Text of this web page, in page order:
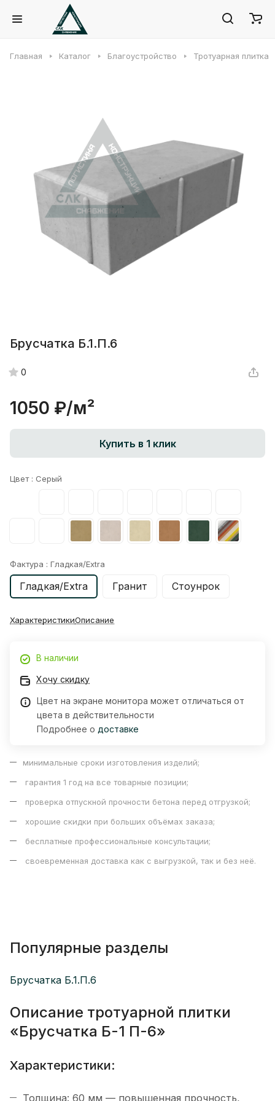
Главная Каталог Благоустройство Тротуарная плитка
Брусчатка Б.1.П.6
0
1050 ₽/м²
Купить в 1 клик
Цвет : Серый
Фактура : Гладкая/Extra
Гладкая/Extra Гранит Стоунрок
ХарактеристикиОписание
В наличии
Хочу скидку
Цвет на экране монитора может отличаться от
цвета в действительности
Подробнее о доставке
минимальные сроки изготовления изделий;
гарантия 1 год на все товарные позиции;
проверка отпускной прочности бетона перед отгрузкой;
хорошие скидки при больших объёмах заказа;
бесплатные профессиональные консультации;
своевременная доставка как с выгрузкой, так и без неё.
Популярные разделы
Брусчатка Б.1.П.6
Описание тротуарной плитки
«Брусчатка Б-1 П-6»
Характеристики:
Толщина: 60 мм — повышенная прочность,